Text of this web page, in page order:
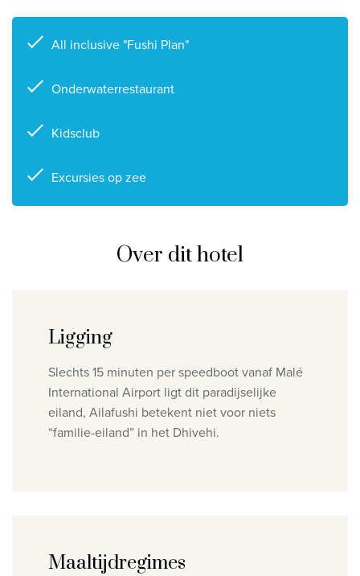
All inclusive "Fushi Plan"
Onderwaterrestaurant
Kidsclub
Excursies op zee
Over dit hotel
Ligging
Slechts 15 minuten per speedboot vanaf Malé
International Airport ligt dit paradijselijke
eiland, Ailafushi betekent niet voor niets
“familie-eiland” in het Dhivehi.
Maaltijdregimes